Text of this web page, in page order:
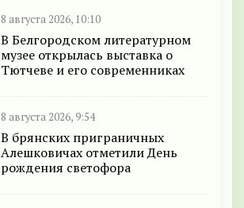
8 августа 2026, 10:10
В Белгородском литературном
музее открылась выставка о
Тютчеве и его современниках
8 августа 2026, 9:54
В брянских приграничных
Алешковичах отметили День
рождения светофора